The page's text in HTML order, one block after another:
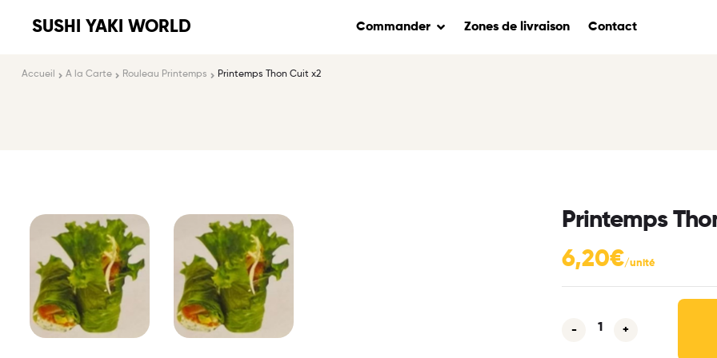
SUSHI YAKI WORLD Commander Zones de livraison Contact
Accueil A la Carte Rouleau Printemps Printemps Thon Cuit x2
Printemps
6,20€
- +